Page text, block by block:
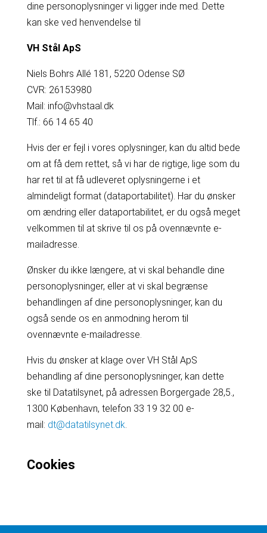
dine personoplysninger vi ligger inde med. Dette
kan ske ved henvendelse til
VH Stål ApS
Niels Bohrs Allé 181, 5220 Odense SØ
CVR: 26153980
Mail: info@vhstaal.dk
Tlf.: 66 14 65 40
Hvis der er fejl i vores oplysninger, kan du altid bede
om at få dem rettet, så vi har de rigtige, lige som du
har ret til at få udleveret oplysningerne i et
almindeligt format (dataportabilitet). Har du ønsker
om ændring eller dataportabilitet, er du også meget
velkommen til at skrive til os på ovennævnte e-
mailadresse.
Ønsker du ikke længere, at vi skal behandle dine
personoplysninger, eller at vi skal begrænse
behandlingen af dine personoplysninger, kan du
også sende os en anmodning herom til
ovennævnte e-mailadresse.
Hvis du ønsker at klage over VH Stål ApS
behandling af dine personoplysninger, kan dette
ske til Datatilsynet, på adressen Borgergade 28,5.,
1300 København, telefon 33 19 32 00 e-
mail: dt@datatilsynet.dk.
Cookies